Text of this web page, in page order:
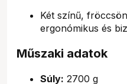
Két színű,
ergonómikus és
Műszaki adatok
Súly: 2700 g